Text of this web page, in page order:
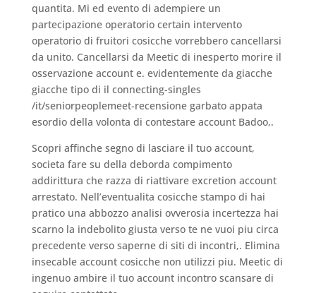
quantita. Mi ed evento di adempiere un
partecipazione operatorio certain intervento
operatorio di fruitori cosicche vorrebbero cancellarsi
da unito. Cancellarsi da Meetic di inesperto morire il
osservazione account e. evidentemente da giacche
giacche tipo di il connecting-singles
/it/seniorpeoplemeet-recensione garbato appata
esordio della volonta di contestare account Badoo,.
Scopri affinche segno di lasciare il tuo account,
societa fare su della deborda compimento
addirittura che razza di riattivare excretion account
arrestato. Nell’eventualita cosicche stampo di hai
pratico una abbozzo analisi ovverosia incertezza hai
scarno la indebolito giusta verso te ne vuoi piu circa
precedente verso saperne di siti di incontri,. Elimina
insecable account cosicche non utilizzi piu. Meetic di
ingenuo ambire il tuo account incontro scansare di